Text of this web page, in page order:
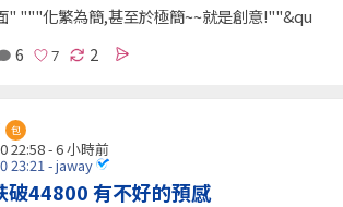
" """化繁為簡,甚至於極簡~~就是創意!""&qu
6 2
包
22:58 -6 小時前
23:21 - jaway
破44800 有不好的預感